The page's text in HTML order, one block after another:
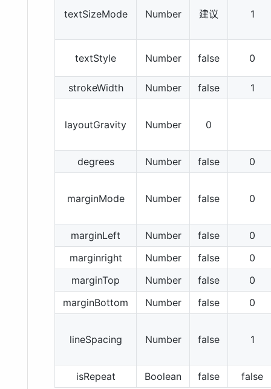
textSizeMode Number 建议 1
textStyle Number false 0
strokeWidth Number false 1
layoutGravity Number 0
degrees Number false 0
marginMode Number false 0
marginLeft Number false
0
marginright
Number false
0
marginTop
Number false
0
marginBottom
Number false 0
lineSpacing Number false 1
isRepeat Boolean false false